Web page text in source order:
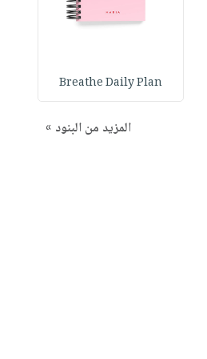
Breathe Daily Plan
المزيد من البنود »